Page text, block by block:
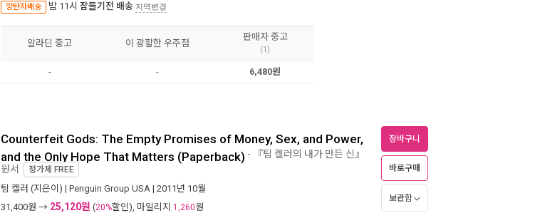
양탄자배송 밤 11시 잠들기전 배송 지역변경
알라딘 중고 이 광활한 우주점
판매자 중고
(1)
- - 6,480원
Counterfeit Gods: The Empty Promises of Money, Sex, and Power,
and the Only Hope That Matters (Paperback) - 『팀 켈러의 내가 만든 신』
원서 정가제 FREE
팀 켈러 (지은이) | Penguin Group USA | 2011년 10월
31,400원 → 25,120원 (20%할인), 마일리지 1,260원
장바구니
바로구매
보관함